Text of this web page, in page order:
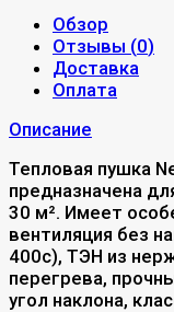
Обзор
Отзывы (0)
Доставка
Оплата
Описание
Тепловая пушка
предназначена
30 м². Имеет
вентиляция без
400с), ТЭН из
перегрева,
угол наклона,